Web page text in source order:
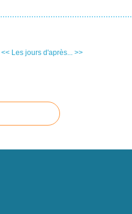
<< Les jours d'après... >>